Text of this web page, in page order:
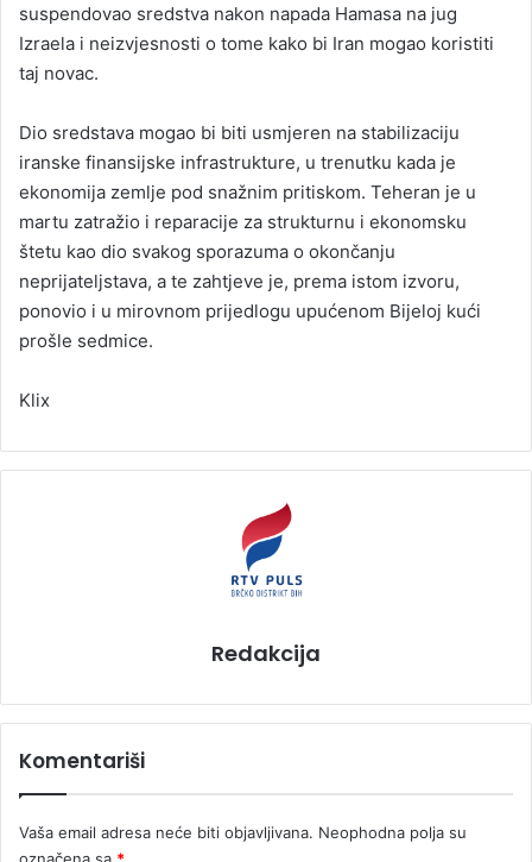
suspendovao sredstva nakon napada Hamasa na jug
Izraela i neizvjesnosti o tome kako bi Iran mogao koristiti
taj novac.
Dio sredstava mogao bi biti usmjeren na stabilizaciju
iranske finansijske infrastrukture, u trenutku kada je
ekonomija zemlje pod snažnim pritiskom. Teheran je u
martu zatražio i reparacije za strukturnu i ekonomsku
štetu kao dio svakog sporazuma o okončanju
neprijateljstava, a te zahtjeve je, prema istom izvoru,
ponovio i u mirovnom prijedlogu upućenom Bijeloj kući
prošle sedmice.
Klix
Redakcija
Komentariši
Vaša email adresa neće biti objavljivana. Neophodna polja su
označena sa *